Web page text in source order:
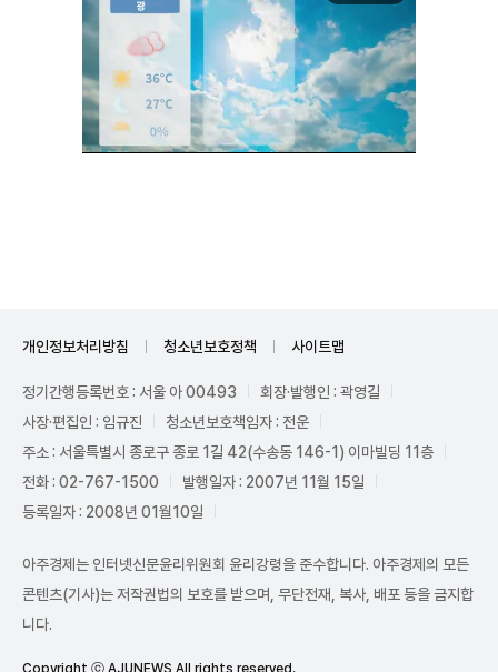
개인정보처리방침 청소년보호정책 사이트맵
정기간행등록번호 : 서울 아 00493
회장·발행인 : 곽영길
사장·편집인 : 임규진
청소년보호책임자 : 전운
주소 : 서울특별시 종로구 종로 1길 42(수송동 146-1) 이마빌딩 11층
전화 : 02-767-1500
발행일자 : 2007년 11월 15일
등록일자 : 2008년 01월10일
아주경제는 인터넷신문윤리위원회 윤리강령을 준수합니다. 아주경제의 모든
콘텐츠(기사)는 저작권법의 보호를 받으며, 무단전재, 복사, 배포 등을 금지합
니다.
Copyright ⓒ AJUNEWS All rights reserved.